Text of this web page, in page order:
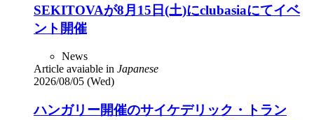
SEKITOVAが8月15日(土)にclubasiaにてイベ
ント開催
News
Article avaiable in Japanese
2026/08/05 (Wed)
ハンガリー開催のサイケデリック・トラン